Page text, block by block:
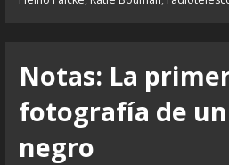
Notas: La
fotografía de
negro